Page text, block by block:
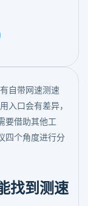
自带网速测速
入口会有差异，
要借助其他工
四个角度进行分
找到测速